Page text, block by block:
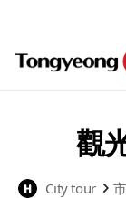
觀
City tour